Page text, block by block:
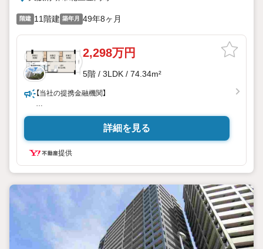
階建 11階建 築年月 49年8ヶ月
2,298万円
5階 / 3LDK / 74.34m²
【当社の提携金融機関】
○三井住友銀行 ○三菱UFJ銀行 ○りそな銀行
○紀陽銀行 ○京都銀行 ○池田泉州銀行 ○徳島大正銀行
○大阪信用金庫 ○JA ○関西みらい銀行 ○大阪厚生信用金庫
上記以外の金融機関をご希望されるお客様は、
ご相談下さいませ。
詳細を見る
提供